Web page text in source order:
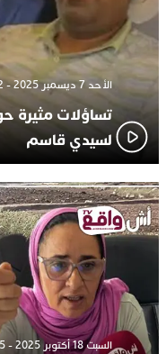
الأحد 7 ديسمبر 2025 - 21:42
تساؤلات مثيرة
لسيدي قاسم
السبت 18 أكتوبر 2025 - 14:35